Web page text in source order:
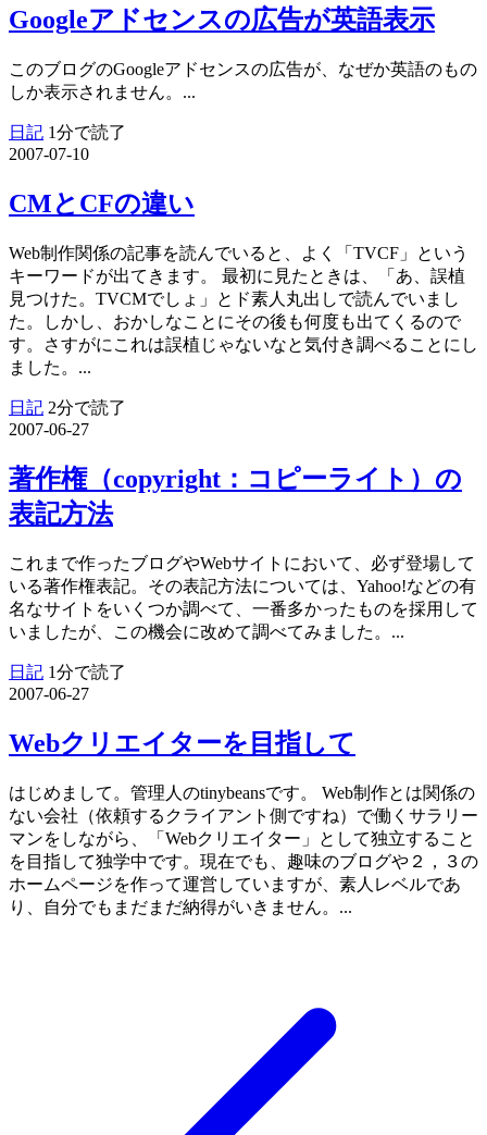
Googleアドセンスの広告が英語表示
このブログのGoogleアドセンスの広告が、なぜか英語のもの
しか表示されません。...
日記 1分で読了
2007-07-10
CMとCFの違い
Web制作関係の記事を読んでいると、よく「TVCF」という
キーワードが出てきます。 最初に見たときは、「あ、誤植
見つけた。TVCMでしょ」とド素人丸出しで読んでいまし
た。しかし、おかしなことにその後も何度も出てくるので
す。さすがにこれは誤植じゃないなと気付き調べることにし
ました。...
日記 2分で読了
2007-06-27
著作権（copyright：コピーライト）の
表記方法
これまで作ったブログやWebサイトにおいて、必ず登場して
いる著作権表記。その表記方法については、Yahoo!などの有
名なサイトをいくつか調べて、一番多かったものを採用して
いましたが、この機会に改めて調べてみました。...
日記 1分で読了
2007-06-27
Webクリエイターを目指して
はじめまして。管理人のtinybeansです。 Web制作とは関係の
ない会社（依頼するクライアント側ですね）で働くサラリー
マンをしながら、「Webクリエイター」として独立すること
を目指して独学中です。現在でも、趣味のブログや２，３の
ホームページを作って運営していますが、素人レベルであ
り、自分でもまだまだ納得がいきません。...